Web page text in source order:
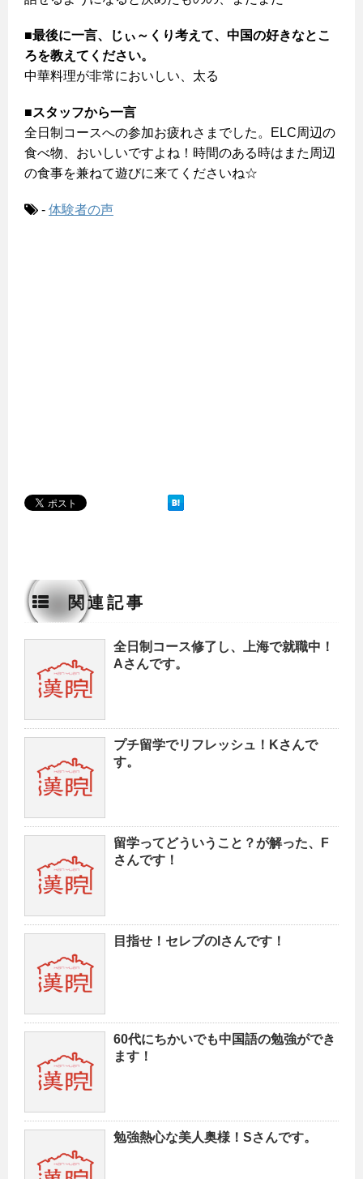
■最後に一言、じぃ～くり考えて、中国の好きなとこ
ろを教えてください。
中華料理が非常においしい、太る
■スタッフから一言
全日制コースへの参加お疲れさまでした。ELC周辺の
食べ物、おいしいですよね！時間のある時はまた周辺
の食事を兼ねて遊びに来てくださいね☆
- 体験者の声
関連記事
全日制コース修了し、上海で就職中！
Aさんです。
プチ留学でリフレッシュ！Kさんで
す。
留学ってどういうこと？が解った、F
さんです！
目指せ！セレブのIさんです！
60代にちかいでも中国語の勉強ができ
ます！
勉強熱心な美人奥様！Sさんです。